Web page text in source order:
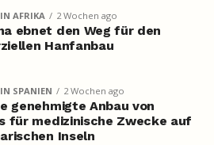
AFRIKA 2 Wochen ago
ebnet den Weg für den
Hanfanbau
SPANIEN 2 Wochen ago
genehmigte Anbau von
für medizinische Zwecke auf
Inseln